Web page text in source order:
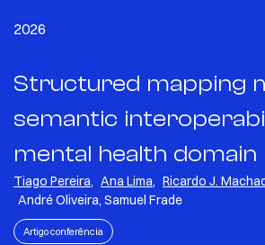
2026
Structured mapping
semantic
mental health domain
Tiago Pereira, Ana Lima, Ricardo J.
André Oliveira, Samuel Frade
Artigo conferência